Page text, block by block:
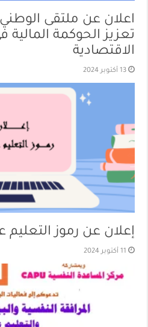
اعلان عن ملتقى
تعزيز الحوكمة
الاقتصادية
13 أكتوبر 2024
إعلان عن رموز
11 أكتوبر 2024